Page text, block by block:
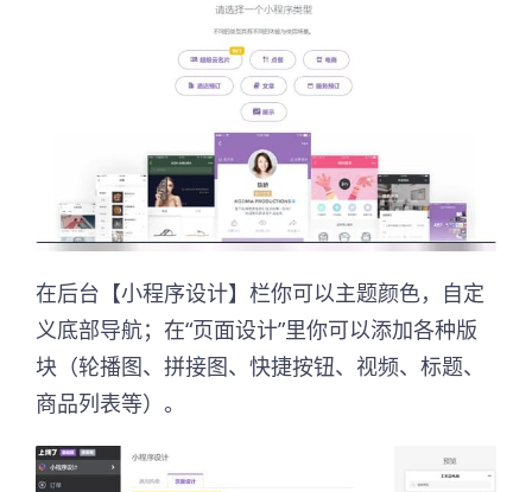
在后台【小程序设计】栏你可以主题颜色，自定
义底部导航；在“页面设计”里你可以添加各种版
块（轮播图、拼接图、快捷按钮、视频、标题、
商品列表等）。